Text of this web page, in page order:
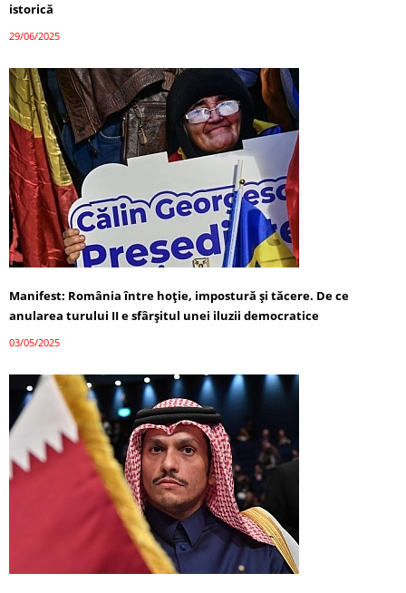
istorică
29/06/2025
Manifest: România între hoție, impostură și tăcere. De ce
anularea turului II e sfârșitul unei iluzii democratice
03/05/2025